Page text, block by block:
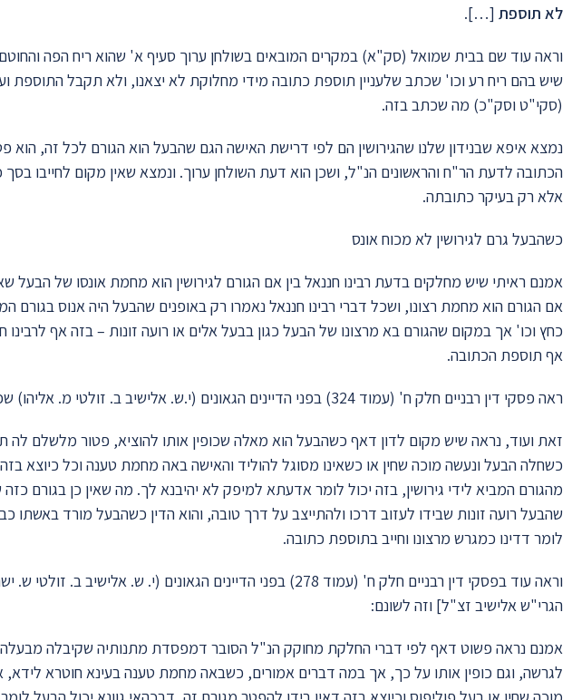
לא תוספת […].
וראה עוד שם בבית שמואל (סק"א) במקרים המובאים בשולחן ערוך סעיף א' שהוא ריח הפה והחוטם
שיש בהם ריח רע וכו' שכתב שלעניין תוספת כתובה מידי מחלוקת לא יצאנו, ולא תקבל התוספת
(סקי"ט וסק"כ) מה שכתב בזה.
נמצא איפא שבנידון שלנו שהגירושין הם לפי דרישת האישה הגם שהבעל הוא הגורם לכל זה, הוא
הכתובה לדעת הר"ח והראשונים הנ"ל, ושכן הוא דעת השולחן ערוך. ונמצא שאין מקום לחייבו
אלא רק בעיקר כתובתה.
כשהבעל גרם לגירושין לא מכוח אונס
אמנם ראיתי שיש מחלקים בדעת רבינו חננאל בין אם הגורם לגירושין הוא מחמת אונסו של הבעל
אם הגורם הוא מחמת רצונו, ושכל דברי רבינו חננאל נאמרו רק באופנים שהבעל היה אנוס בגורם
כחץ וכו' אך במקום שהגורם בא מרצונו של הבעל כגון בבעל אלים או רועה זונות – בזה אף
אף תוספת הכתובה.
ראה פסקי דין רבניים חלק ח' (עמוד 324) בפני הדיינים הגאונים (י.ש. אלישיב ב. זולטי מ. אליהו) שכתבו וזה לשונם:
זאת ועוד, נראה שיש מקום לדון דאף כשהבעל הוא מאלה שכופין אותו להוציא, פטור מלשלם לה
כשחלה הבעל ונעשה מוכה שחין או כשאינו מסוגל להוליד והאישה באה מחמת טענה וכל כיוצא
מהגורם המביא לידי גירושין, בזה יכול לומר אדעתא למיפק לא יהיבנא לך. מה שאין כן בגורם כזה
שהבעל רועה זונות שבידו לעזוב דרכו ולהתייצב על דרך טובה, והוא הדין כשהבעל מורד באשתו
לומר דדינו כמגרש מרצונו וחייב בתוספת כתובה.
וראה עוד בפסקי דין רבניים חלק ח' (עמוד 278) בפני הדיינים הגאונים (י. ש.
הגרי"ש אלישיב זצ"ל] וזה לשונם:
אמנם נראה פשוט דאף לפי דברי החלקת מחוקק הנ"ל הסובר דמפסדת מתנותיה שקיבלה
לגרשה, וגם כופין אותו על כך, אך במה דברים אמורים, כשבאה מחמת טענה בעינא חוטרא